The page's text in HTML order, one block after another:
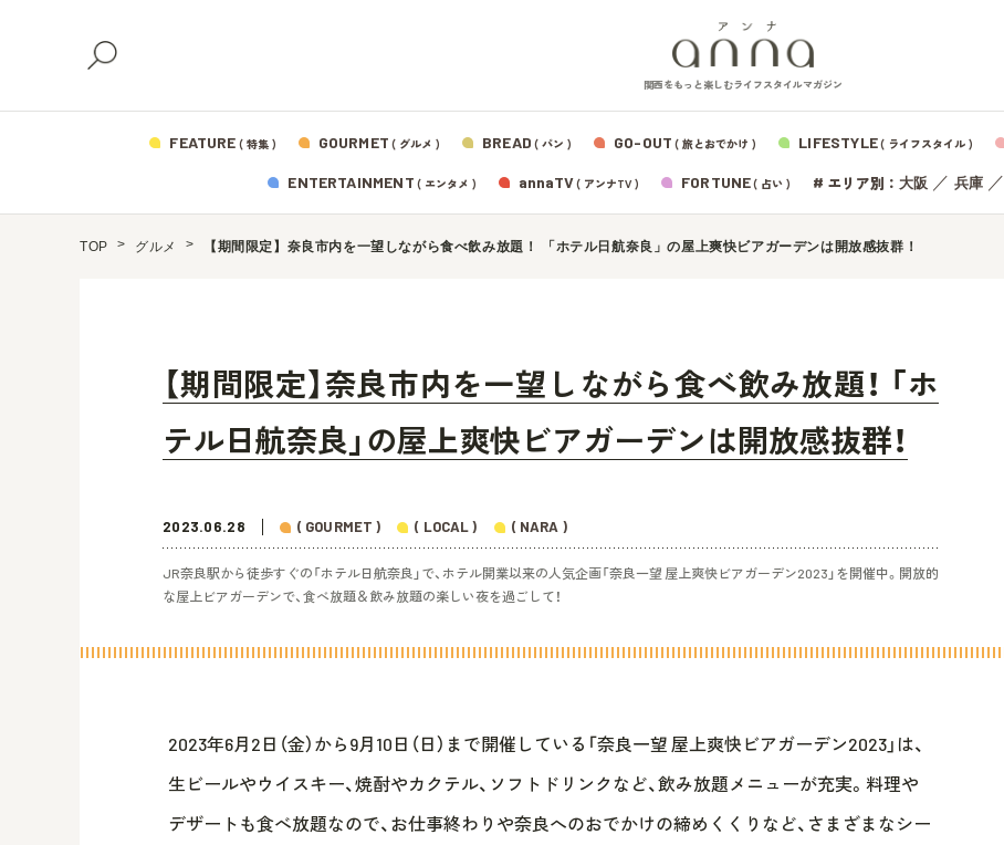
関西をもっと楽しむライフスタイルマガジン
FEATURE ( 特集 ) GOURMET ( グルメ ) BREAD ( パン ) GO-OUT ( 旅とおでかけ ) LIFESTYLE( ライフスタイル )
ENTERTAINMENT ( エンタメ ) annaTV( アンナTV ) FORTUNE( 占い ) # エリア別： 大阪 ／ 兵庫／
TOP グルメ 【期間限定】奈良市内を一望しながら食べ飲み放題！ 「ホテル日航奈良」の屋上爽快ビアガーデンは開放感抜群！
【期間限定】奈良市内を一望しながら食べ飲み放題！ 「ホ
テル日航奈良」の屋上爽快ビアガーデンは開放感抜群！
2023.06.28 ( GOURMET ) ( LOCAL ) ( NARA )
JR奈良駅から徒歩すぐの「ホテル日航奈良」で、ホテル開業以来の人気企画「奈良一望 屋上爽快ビアガーデン2023」を開催中。開放的
な屋上ビアガーデンで、食べ放題＆飲み放題の楽しい夜を過ごして！
2023年6月2日（金）から9月10日（日）まで開催している「奈良一望 屋上爽快ビアガーデン2023」は、
生ビールやウイスキー、焼酎やカクテル、ソフトドリンクなど、飲み放題メニューが充実。料理や
デザートも食べ放題なので、お仕事終わりや奈良へのおでかけの締めくくりなど、さまざまなシー